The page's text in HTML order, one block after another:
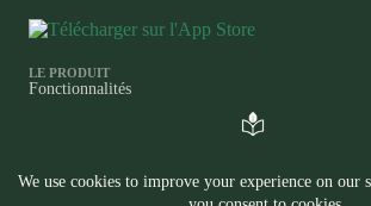
LE PRODUIT
Fonctionnalités
Comparaison des traqueurs de lecture
Questions